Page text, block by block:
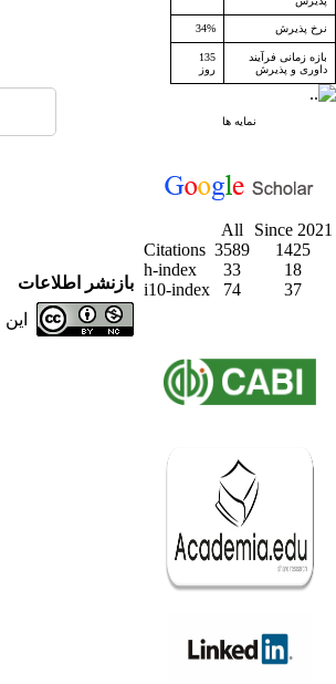
نرخ پذیرش 34%
بازه زمانی فرآیند
داوری و پذیرش
135
روز
نمایه ها
All
Since 2021
Citations 3589
1425
h-index
33
18
i10-index
74 37
بازنشر اطلاعات